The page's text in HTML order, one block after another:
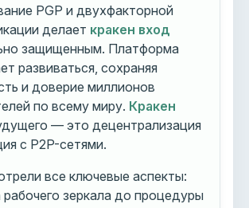
PGP и двухфакторной
делает кракен вход
защищенным. Платформа
развиваться, сохраняя
и доверие миллионов
по всему миру. Кракен
— это децентрализация
с P2P-сетями.
все ключевые аспекты:
зеркала до процедуры